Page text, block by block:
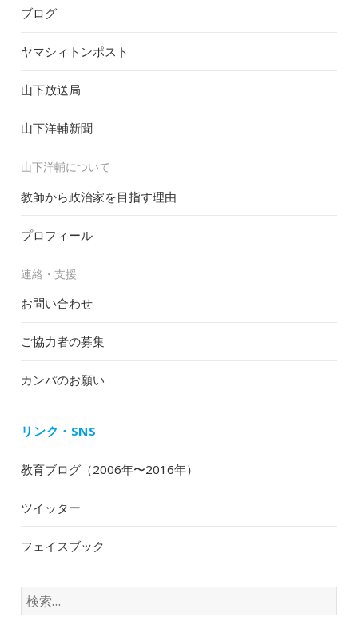
ブログ
ヤマシィトンポスト
山下放送局
山下洋輔新聞
山下洋輔について
教師から政治家を目指す理由
プロフィール
連絡・支援
お問い合わせ
ご協力者の募集
カンパのお願い
リンク・SNS
教育ブログ（2006年〜2016年）
ツイッター
フェイスブック
検
索: